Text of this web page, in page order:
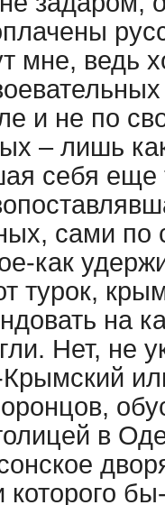
мне, ведь
и не по
– лишь
себя еще
сами по
как
турок,
на
Нет, не
Крымский
в
которого